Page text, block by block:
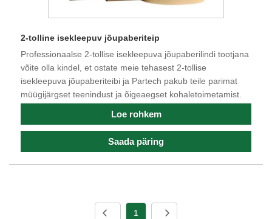
2-tolline isekleepuv jõupaberiteip
Professionaalse 2-tollise isekleepuva jõupaberilindi tootjana
võite olla kindel, et ostate meie tehasest 2-tollise
isekleepuva jõupaberiteibi ja Partech pakub teile parimat
müügijärgset teenindust ja õigeaegset kohaletoimetamist.
Loe rohkem
Saada päring
1